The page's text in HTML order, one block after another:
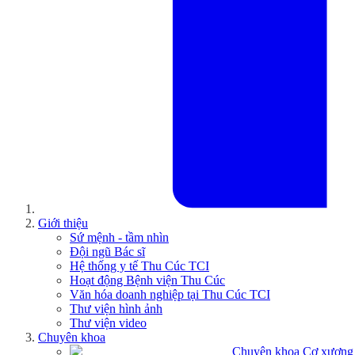
Giới thiệu
Sứ mệnh - tầm nhìn
Đội ngũ Bác sĩ
Hệ thống y tế Thu Cúc TCI
Hoạt động Bệnh viện Thu Cúc
Văn hóa doanh nghiệp tại Thu Cúc TCI
Thư viện hình ảnh
Thư viện video
Chuyên khoa
Chuyên khoa Cơ